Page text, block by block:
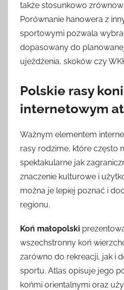
także stosunkowo
Porównanie hanowera z
sportowymi pozwala
dopasowany do
ujeżdżenia, skoków czy
Polskie rasy
internetowym
Ważnym elementem
rasy rodzime, które często
spektakularne jak
znaczenie kulturowe i
można je lepiej poznać i
regionu.
Koń małopolski
wszechstronny koń
zarówno do rekreacji, jak i
sportu. Atlas opisuje jego
końmi orientalnymi oraz